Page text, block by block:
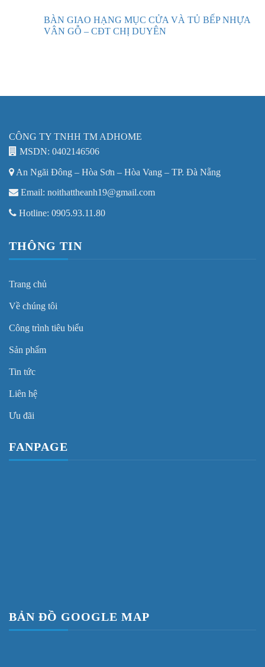
BÀN GIAO HẠNG MỤC CỬA VÀ TỦ BẾP NHỰA
VÂN GỖ – CĐT CHỊ DUYÊN
CÔNG TY TNHH TM ADHOME
MSDN: 0402146506
An Ngãi Đông – Hòa Sơn – Hòa Vang – TP. Đà Nẵng
Email: noithattheanh19@gmail.com
Hotline: 0905.93.11.80
THÔNG TIN
Trang chủ
Về chúng tôi
Công trình tiêu biểu
Sản phẩm
Tin tức
Liên hệ
Ưu đãi
FANPAGE
BẢN ĐỒ GOOGLE MAP